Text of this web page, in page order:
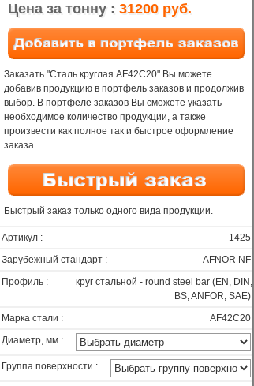
Цена за тонну : 31200 руб.
Заказать "Сталь круглая AF42C20" Вы можете
добавив продукцию в портфель заказов и продолжив
выбор. В портфеле заказов Вы сможете указать
необходимое количество продукции, а также
произвести как полное так и быстрое оформление
заказа.
Быстрый заказ только одного вида продукции.
Артикул :
1425
Зарубежный стандарт :
AFNOR NF
Профиль :
круг стальной - round steel bar (EN, DIN,
BS, ANFOR, SAE)
Марка стали :
AF42C20
Диаметр, мм :
Группа поверхности :